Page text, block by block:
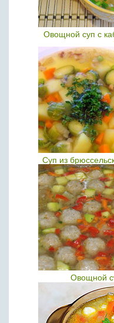
Овощной суп с
Суп из
Овощной